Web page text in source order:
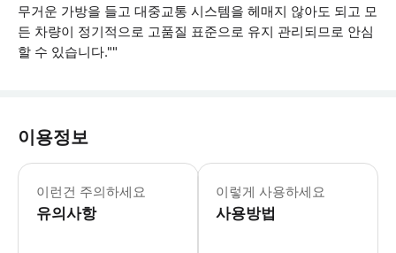
무거운 가방을 들고 대중교통 시스템을 헤매지 않아도 되고 모
든 차량이 정기적으로 고품질 표준으로 유지 관리되므로 안심
할 수 있습니다.""
이용정보
이런건 주의하세요
유의사항
본 픽업 서비스는 오사카 시내 중심부
이렇게 사용하세요
사용방법